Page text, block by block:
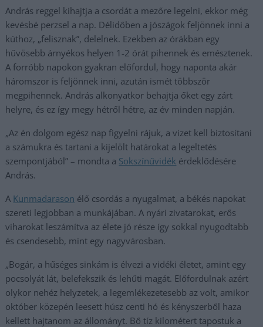
András reggel kihajtja a csordát a mezőre legelni, ekkor még
kevésbé perzsel a nap. Délidőben a jószágok feljönnek inni a
kúthoz, „felisznak”, delelnek. Ezekben az órákban egy
hűvösebb árnyékos helyen 1-2 órát pihennek és emésztenek.
A forróbb napokon gyakran előfordul, hogy naponta akár
háromszor is feljönnek inni, azután ismét többször
megpihennek. András alkonyatkor behajtja őket egy zárt
helyre, és ez így megy hétről hétre, az év minden napján.
„Az én dolgom egész nap figyelni rájuk, a vizet kell biztosítani
a számukra és tartani a kijelölt határokat a legeltetés
szempontjából” – mondta a Sokszínűvidék érdeklődésére
András.
A Kunmadarason élő csordás a nyugalmat, a békés napokat
szereti legjobban a munkájában. A nyári zivatarokat, erős
viharokat leszámítva az élete jó része így sokkal nyugodtabb
és csendesebb, mint egy nagyvárosban.
„Bogár, a hűséges sinkám is élvezi a vidéki életet, amint egy
pocsolyát lát, belefekszik és lehűti magát. Előfordulnak azért
olykor nehéz helyzetek, a legemlékezetesebb az volt, amikor
október közepén leesett húsz centi hó és kényszerből haza
kellett hajtanom az állományt. Bő tíz kilométert tapostuk a